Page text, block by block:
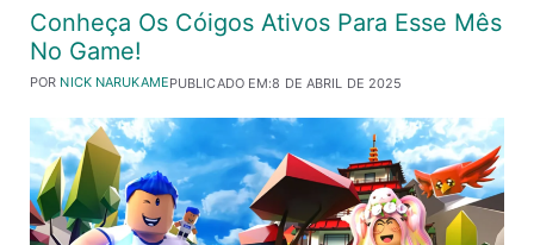
Conheça Os Cóigos Ativos Para Esse Mês
No Game!
PUBLICADO EM:8 DE ABRIL DE 2025
POR NICK NARUKAME